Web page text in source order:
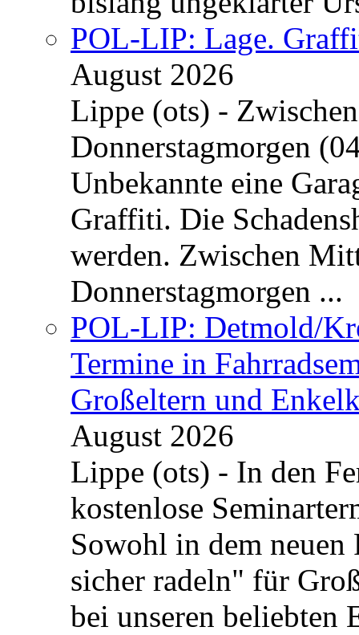
POL-LIP: Lage.
August 2026
Lippe (ots) -
Donnerstagmorgen
Unbekannte eine
Graffiti. Die
werden. Zwischen
Donnerstagmorgen ...
POL-LIP: Detmold/
Termine in
Großeltern und
August 2026
Lippe (ots) - In den
kostenlose
Sowohl in dem neuen
sicher radeln" für
bei unseren beliebten